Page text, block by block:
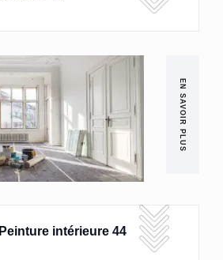
EN SAVOIR PLUS
Peinture intérieure 44